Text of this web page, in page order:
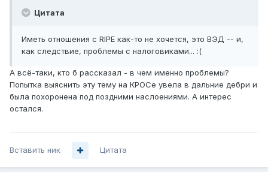
Цитата
Иметь отношения с RIPE как-то не хочется, это ВЭД -- и,
как следствие, проблемы с налоговиками... :(
А всё-таки, кто б рассказал - в чем именно проблемы?
Попытка выяснить эту тему на КРОСе увела в дальние дебри и
была похоронена под поздними наслоениями. А интерес
остался.
Вставить ник Цитата